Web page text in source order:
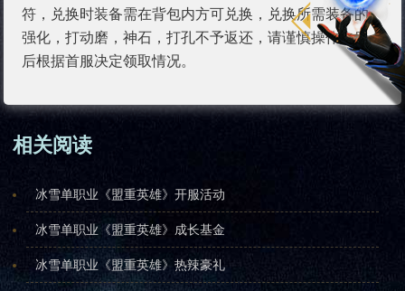
符，兑换时装备需在背包内方可兑换，兑换所需装备的
强化，打动磨，神石，打孔不予返还，请谨慎操作合服
后根据首服决定领取情况。
相关阅读
冰雪单职业《盟重英雄》开服活动
冰雪单职业《盟重英雄》成长基金
冰雪单职业《盟重英雄》热辣豪礼